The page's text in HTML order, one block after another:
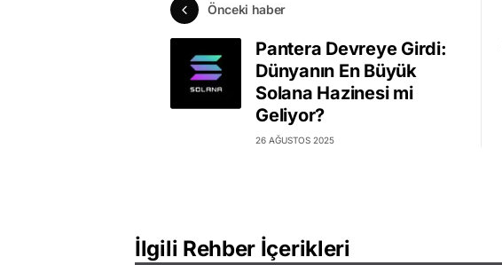
Önceki haber
Pantera Devreye Girdi:
Dünyanın En Büyük
Solana Hazinesi mi
Geliyor?
26 AĞUSTOS 2025
İlgili Rehber İçerikleri